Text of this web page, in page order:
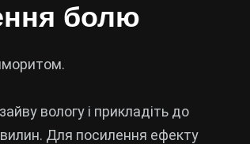
болю
вологу і прикладіть до
Для посилення ефекту